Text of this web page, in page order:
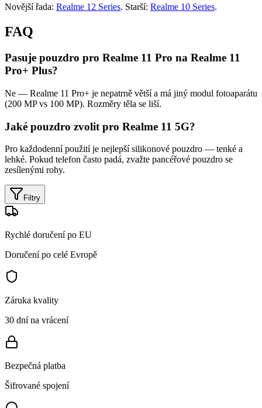
Novější řada: Realme 12 Series. Starší: Realme 10 Series.
FAQ
Pasuje pouzdro pro Realme 11 Pro na Realme 11
Pro+ Plus?
Ne — Realme 11 Pro+ je nepatrně větší a má jiný modul fotoaparátu
(200 MP vs 100 MP). Rozměry těla se liší.
Jaké pouzdro zvolit pro Realme 11 5G?
Pro každodenní použití je nejlepší silikonové pouzdro — tenké a
lehké. Pokud telefon často padá, zvažte pancéřové pouzdro se
zesílenými rohy.
Filtry
Rychlé doručení po EU
Doručení po celé Evropě
Záruka kvality
30 dní na vrácení
Bezpečná platba
Šifrované spojení